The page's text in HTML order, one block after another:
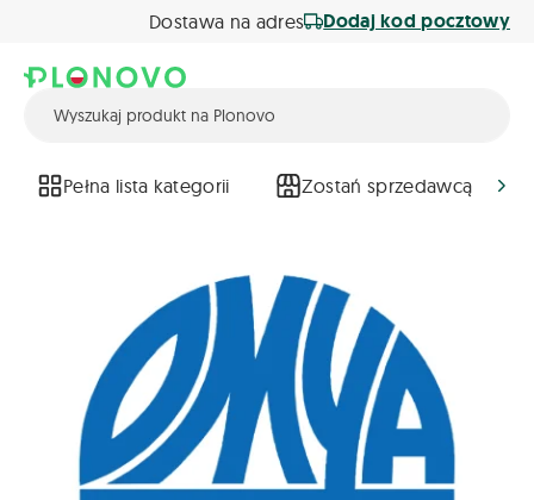
Dostawa na adres Dodaj kod pocztowy
Pełna lista kategorii Zostań sprzedawcą